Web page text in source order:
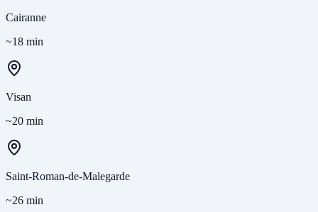
Cairanne
~18 min
Visan
~20 min
Saint-Roman-de-Malegarde
~26 min